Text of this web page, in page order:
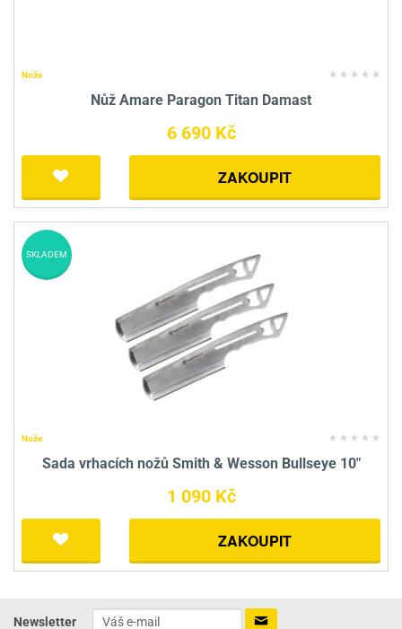
Nože
Nůž Amare Paragon Titan Damast
6 690 Kč
ZAKOUPIT
Nože
Sada vrhacích nožů Smith & Wesson Bullseye 10"
1 090 Kč
ZAKOUPIT
SKLADEM
Newsletter